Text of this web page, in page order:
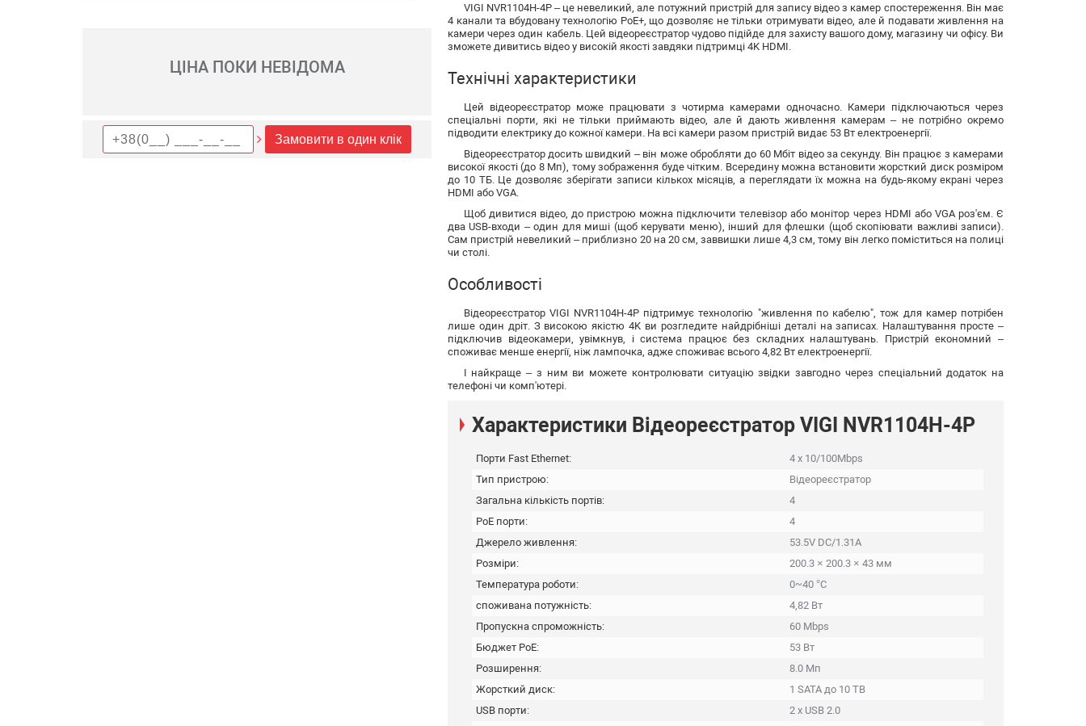
ЦІНА ПОКИ НЕВІДОМА
Замовити в один клік
VIGI NVR1104H-4P – це невеликий, але потужний пристрій для запису відео з камер спостереження. Він має
4 канали та вбудовану технологію PoE+, що дозволяє не тільки отримувати відео, але й подавати живлення на
камери через один кабель. Цей відеореєстратор чудово підійде для захисту вашого дому, магазину чи офісу. Ви
зможете дивитись відео у високій якості завдяки підтримці 4K HDMI.
Технічні характеристики
Цей відеореєстратор може працювати з чотирма камерами одночасно. Камери підключаються через
спеціальні порти, які не тільки приймають відео, але й дають живлення камерам – не потрібно окремо
підводити електрику до кожної камери. На всі камери разом пристрій видає 53 Вт електроенергії.
Відеореєстратор досить швидкий – він може обробляти до 60 Мбіт відео за секунду. Він працює з камерами
високої якості (до 8 Мп), тому зображення буде чітким. Всередину можна встановити жорсткий диск розміром
до 10 ТБ. Це дозволяє зберігати записи кількох місяців, а переглядати їх можна на будь-якому екрані через
HDMI або VGA.
Щоб дивитися відео, до пристрою можна підключити телевізор або монітор через HDMI або VGA роз'єм. Є
два USB-входи – один для миші (щоб керувати меню), інший для флешки (щоб скопіювати важливі записи).
Сам пристрій невеликий – приблизно 20 на 20 см, заввишки лише 4,3 см, тому він легко поміститься на полиці
чи столі.
Особливості
Відеореєстратор VIGI NVR1104H-4P підтримує технологію "живлення по кабелю", тож для камер потрібен
лише один дріт. З високою якістю 4K ви розгледите найдрібніші деталі на записах. Налаштування просте –
підключив відеокамери, увімкнув, і система працює без складних налаштувань. Пристрій економний –
споживає менше енергії, ніж лампочка, адже споживає всього 4,82 Вт електроенергії.
І найкраще – з ним ви можете контролювати ситуацію звідки завгодно через спеціальний додаток на
телефоні чи комп'ютері.
Характеристики Відеореєстратор VIGI NVR1104H-4P
Порти Fast Ethernet:
4 x 10/100Mbps
Тип пристрою:
Відеореєстратор
Загальна кількість портів:
4
PoE порти:
4
Джерело живлення:
53.5V DC/1.31A
Розміри:
200.3 × 200.3 × 43 мм
Температура роботи:
0~40 °C
споживана потужність:
4,82 Вт
Пропускна спроможність:
60 Mbps
Бюджет PoE:
53 Вт
Розширення:
8.0 Мп
Жорсткий диск:
1 SATA до 10 TB
USB порти:
2 x USB 2.0